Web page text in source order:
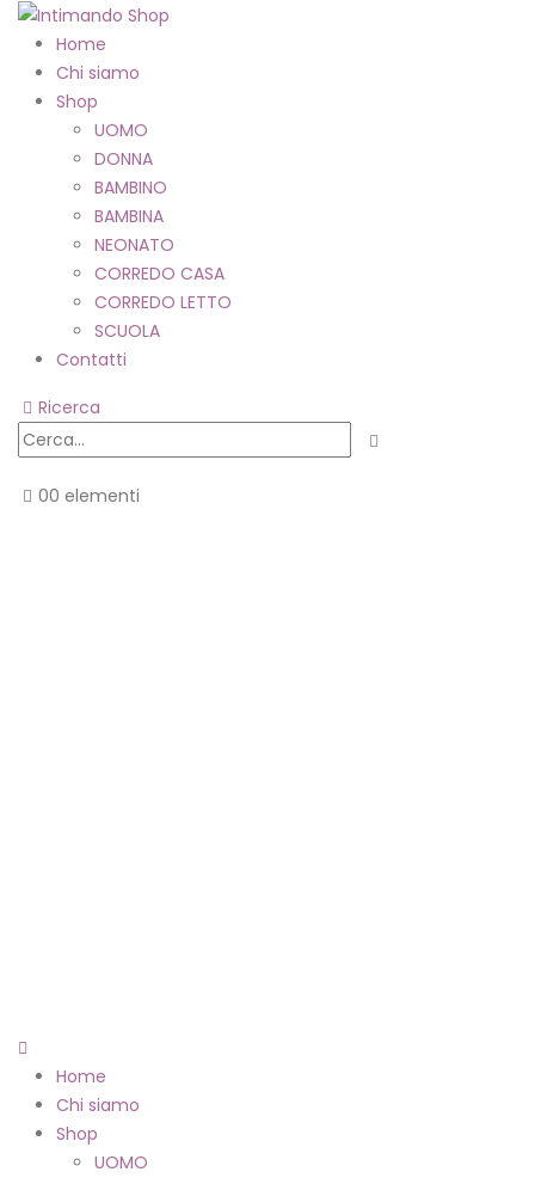
Home
Chi siamo
Shop
UOMO
DONNA
BAMBINO
BAMBINA
NEONATO
CORREDO CASA
CORREDO LETTO
SCUOLA
Contatti
Ricerca
00 elementi
Home
Chi siamo
Shop
UOMO